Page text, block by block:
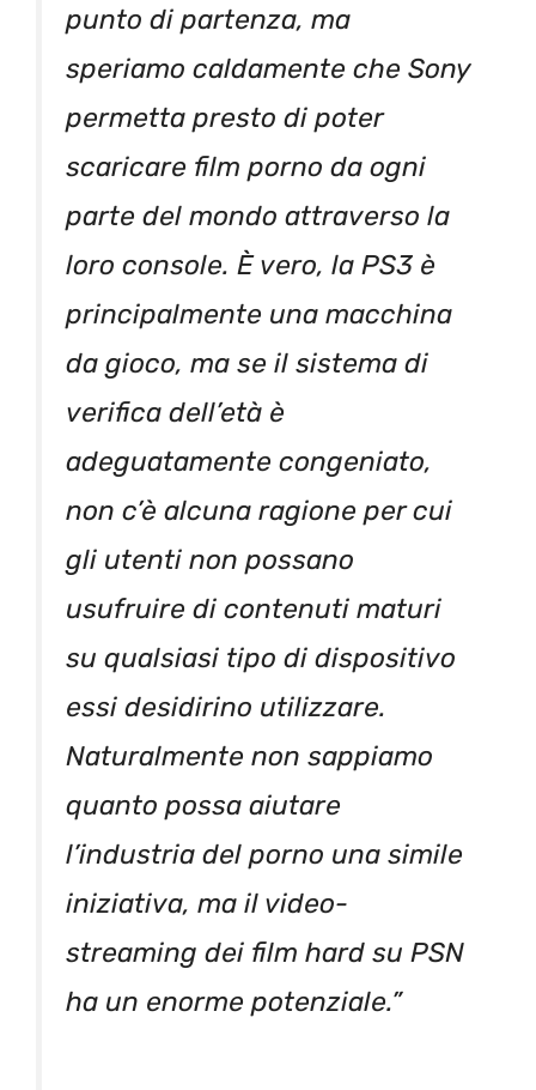
punto di partenza, ma
speriamo caldamente che Sony
permetta presto di poter
scaricare film porno da ogni
parte del mondo attraverso la
loro console. È vero, la PS3 è
principalmente una macchina
da gioco, ma se il sistema di
verifica dell’età è
adeguatamente congeniato,
non c’è alcuna ragione per cui
gli utenti non possano
usufruire di contenuti maturi
su qualsiasi tipo di dispositivo
essi desidirino utilizzare.
Naturalmente non sappiamo
quanto possa aiutare
l’industria del porno una simile
iniziativa, ma il video-
streaming dei film hard su PSN
ha un enorme potenziale.”